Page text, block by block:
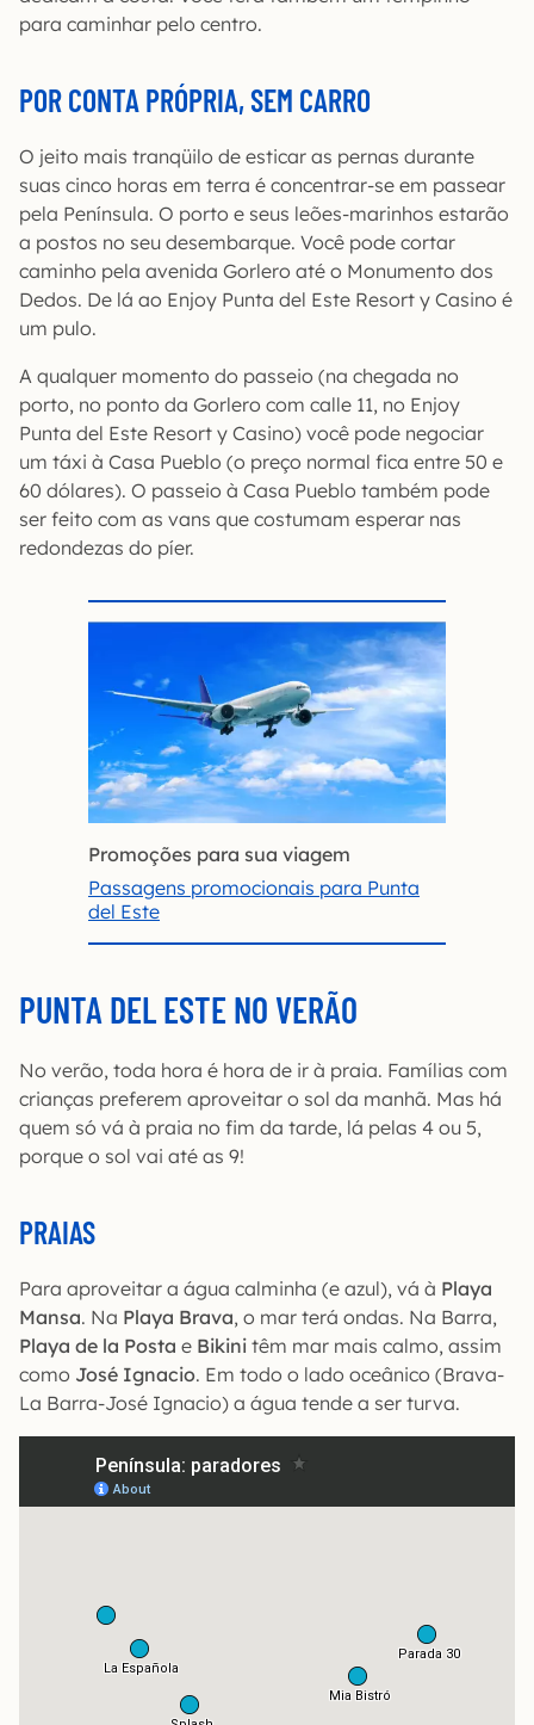
para caminhar pelo centro.
POR CONTA PRÓPRIA, SEM CARRO
O jeito mais tranqüilo de esticar as pernas durante
suas cinco horas em terra é concentrar-se em passear
pela Península. O porto e seus leões-marinhos estarão
a postos no seu desembarque. Você pode cortar
caminho pela avenida Gorlero até o Monumento dos
Dedos. De lá ao Enjoy Punta del Este Resort y Casino é
um pulo.
A qualquer momento do passeio (na chegada no
porto, no ponto da Gorlero com calle 11, no Enjoy
Punta del Este Resort y Casino) você pode negociar
um táxi à Casa Pueblo (o preço normal fica entre 50 e
60 dólares). O passeio à Casa Pueblo também pode
ser feito com as vans que costumam esperar nas
redondezas do píer.
Promoções para sua viagem
Passagens promocionais para Punta
del Este
PUNTA DEL ESTE NO VERÃO
No verão, toda hora é hora de ir à praia. Famílias com
crianças preferem aproveitar o sol da manhã. Mas há
quem só vá à praia no fim da tarde, lá pelas 4 ou 5,
porque o sol vai até as 9!
PRAIAS
Para aproveitar a água calminha (e azul), vá à Playa
Mansa. Na Playa Brava, o mar terá ondas. Na Barra,
Playa de la Posta e Bikini têm mar mais calmo, assim
como José Ignacio. Em todo o lado oceânico (Brava-
La Barra-José Ignacio) a água tende a ser turva.